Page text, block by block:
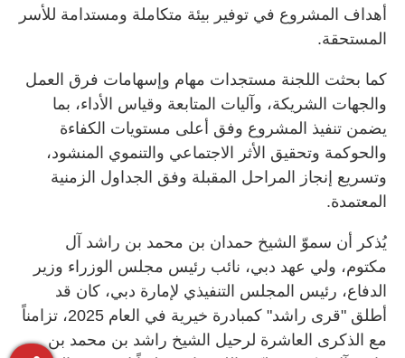
أهداف المشروع في توفير بيئة متكاملة ومستدامة للأسر
المستحقة.
كما بحثت اللجنة مستجدات مهام وإسهامات فرق العمل
والجهات الشريكة، وآليات المتابعة وقياس الأداء، بما
يضمن تنفيذ المشروع وفق أعلى مستويات الكفاءة
والحوكمة وتحقيق الأثر الاجتماعي والتنموي المنشود،
وتسريع إنجاز المراحل المقبلة وفق الجداول الزمنية
المعتمدة.
يُذكر أن سموّ الشيخ حمدان بن محمد بن راشد آل
مكتوم، ولي عهد دبي، نائب رئيس مجلس الوزراء وزير
الدفاع، رئيس المجلس التنفيذي لإمارة دبي، كان قد
أطلق "قرى راشد" كمبادرة خيرية في العام 2025، تزامناً
مع الذكرى العاشرة لرحيل الشيخ راشد بن محمد بن